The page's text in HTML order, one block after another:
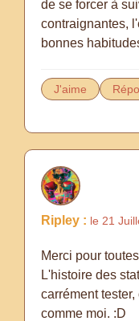
de se forcer à
contraignantes,
bonnes
J'aime
Ripley : le 21
Merci pour
L'histoire des
carrément
comme moi. :D